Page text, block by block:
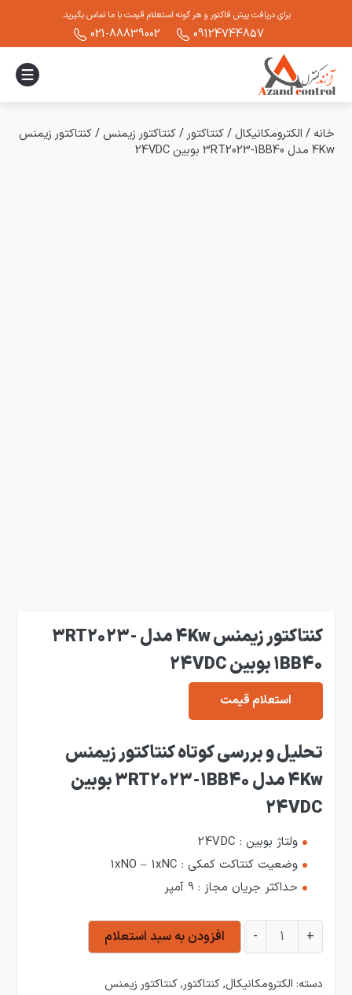
برای دریافت پیش فاکتور و هر گونه استعلام قیمت با ما تماس بگیرید.
09124744857
021-88839002
خانه / الکترومکانیکال /کنتاکتور /کنتاکتور زیمنس /کنتاکتور زیمنس
4Kw مدل 3RT2023-1BB40 بوبین 24VDC
کنتاکتور زیمنس 4Kw مدل 3RT2023-
1BB40 بوبین 24VDC
استعلام قیمت
تحلیل و بررسی کوتاه کنتاکتور زیمنس
4Kw مدل 3RT2023-1BB40 بوبین
24VDC
ولتاژ بوبین : 24VDC
وضعیت کنتاکت کمکی : 1xNO – 1xNC
حداکثر جریان مجاز : 9 آمپر
کنتاکتور زیمنس 4Kw مدل 3RT2023-1BB40 بوبین 24VDC عدد
+
- افزودن به سبد استعلام
دسته: الکترومکانیکال,کنتاکتور,کنتاکتور زیمنس